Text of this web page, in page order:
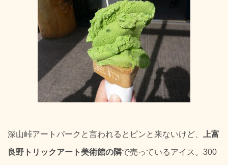
深山峠アートパークと言われるとピンと来ないけど、 上富
良野トリックアート美術館の隣で売っているアイス。300